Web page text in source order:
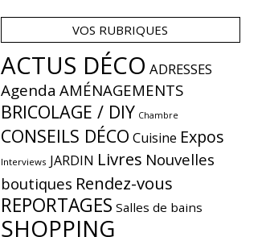
VOS RUBRIQUES
ACTUS DÉCO ADRESSES
Agenda AMÉNAGEMENTS
BRICOLAGE / DIY Chambre
CONSEILS DÉCO Cuisine Expos
Interviews JARDIN Livres Nouvelles
boutiques Rendez-vous
REPORTAGES Salles de bains
SHOPPING